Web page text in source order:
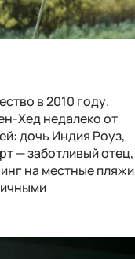
в 2010 году.
Хед недалеко от
дочь Индия Роуз,
— заботливый отец,
на местные пляжи